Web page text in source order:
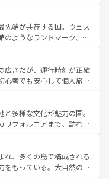
ランス、プロヴァンスの
彩な楽しみ方が可能だ。さ
が溢れており、どの街角に
全く異なる文化を体験で
のフランス情報はコンテンツ一覧
も飽きることがない。ベ
ン州のアルプスの絶景、そ
いった風景は必見。ビール
。 なお、新着の
参照してほしい。
先端が共存する国。ウェス
のようなランドマーク、歴
た、優雅なアフタヌーン
ない英国パブ、サッカー観
体験も豊富。イギリスを旅
広さだが、運行時刻が正確
心者でも安心して個人旅行
スならではのユニークな
でなく町歩きも満喫する
いため物価も高いが、旅行
もできる。 なお、新
覧 を参照してほしい。
多様な文化が魅力の国。
リフォルニアまで、訪れる
ッピング、エンターテイ
ポットだ。一方、アメリカ
ンドキャニオンやイエロー
れ、多くの島で構成される
をもっている。大自然の神